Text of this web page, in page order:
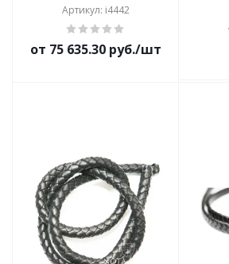
Артикул: i4442
от 75 635.30 руб./шт